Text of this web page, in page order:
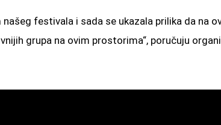
festivala i sada se ukazala prilika da na
grupa na ovim prostorima“, poručuju